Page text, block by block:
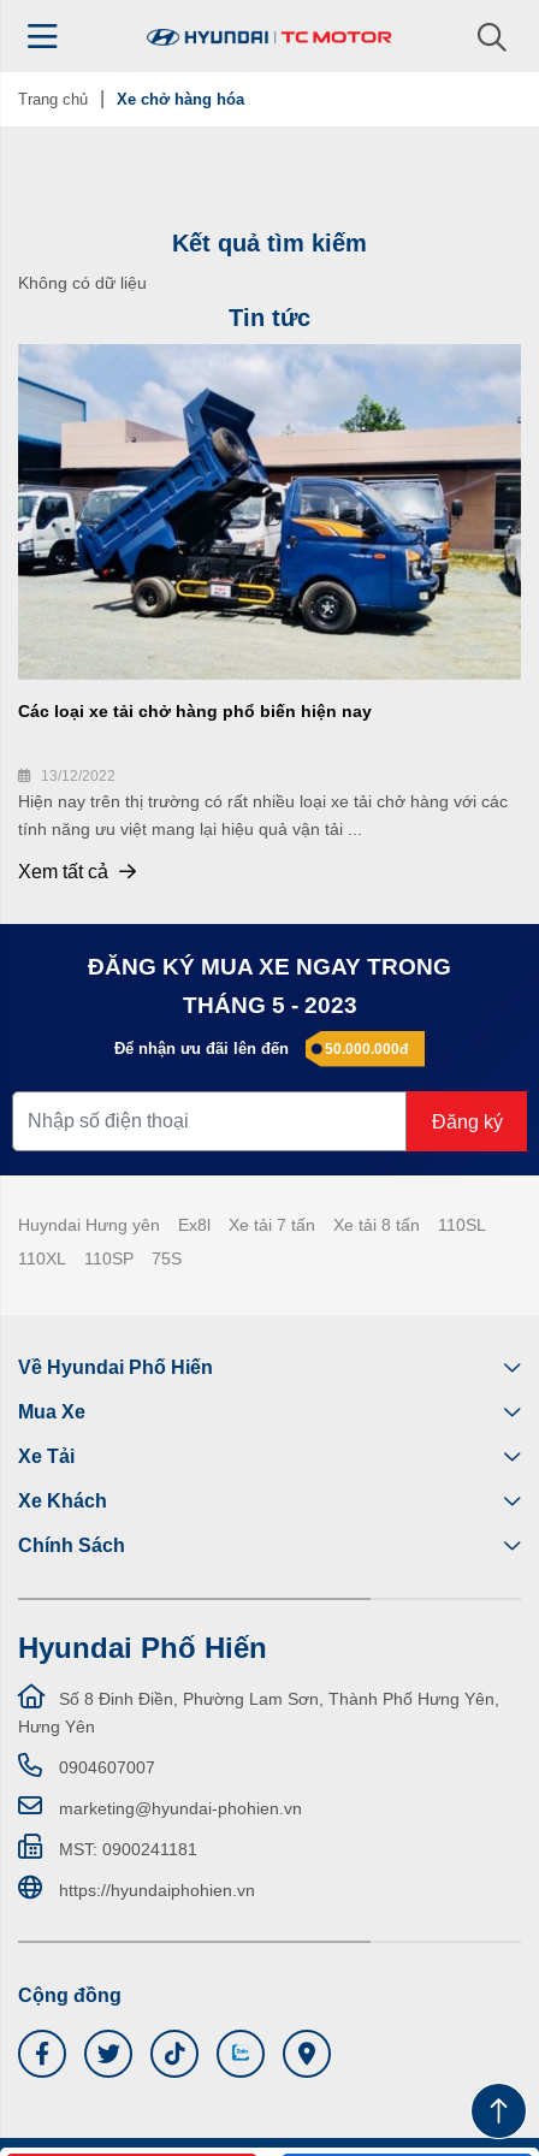
Trang chủ Xe chở hàng hóa
Kết quả tìm kiếm
Không có dữ liệu
Tin tức
Các loại xe tải chở hàng phổ biến hiện nay
13/12/2022
Hiện nay trên thị trường có rất nhiều loại xe tải chở hàng với các
tính năng ưu việt mang lại hiệu quả vận tải ...
Xem tất cả
ĐĂNG KÝ MUA XE NGAY TRONG
THÁNG 5 - 2023
Để nhận ưu đãi lên đến 50.000.000đ
Đăng ký
Huyndai Hưng yên Ex8l Xe tải 7 tấn Xe tải 8 tấn
110SL
110XL
110SP 75S
Về Hyundai Phố Hiến
Mua Xe
Xe Tải
Xe Khách
Chính Sách
Hyundai Phố Hiến
Số 8 Đinh Điền, Phường Lam Sơn, Thành Phố Hưng Yên,
Hưng Yên
0904607007
marketing@hyundai-phohien.vn
MST: 0900241181
https://hyundaiphohien.vn
Cộng đồng